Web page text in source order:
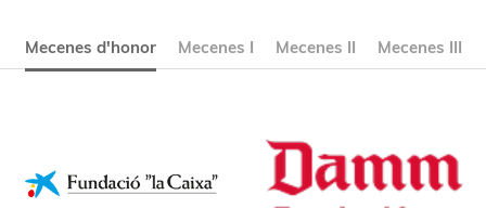
Mecenes d'honor Mecenes I Mecenes II Mecenes III